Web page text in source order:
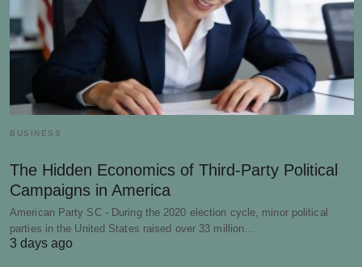
BUSINESS
The Hidden Economics of Third-Party Political
Campaigns in America
American Party SC - During the 2020 election cycle, minor political
parties in the United States raised over 33 million…
3 days ago